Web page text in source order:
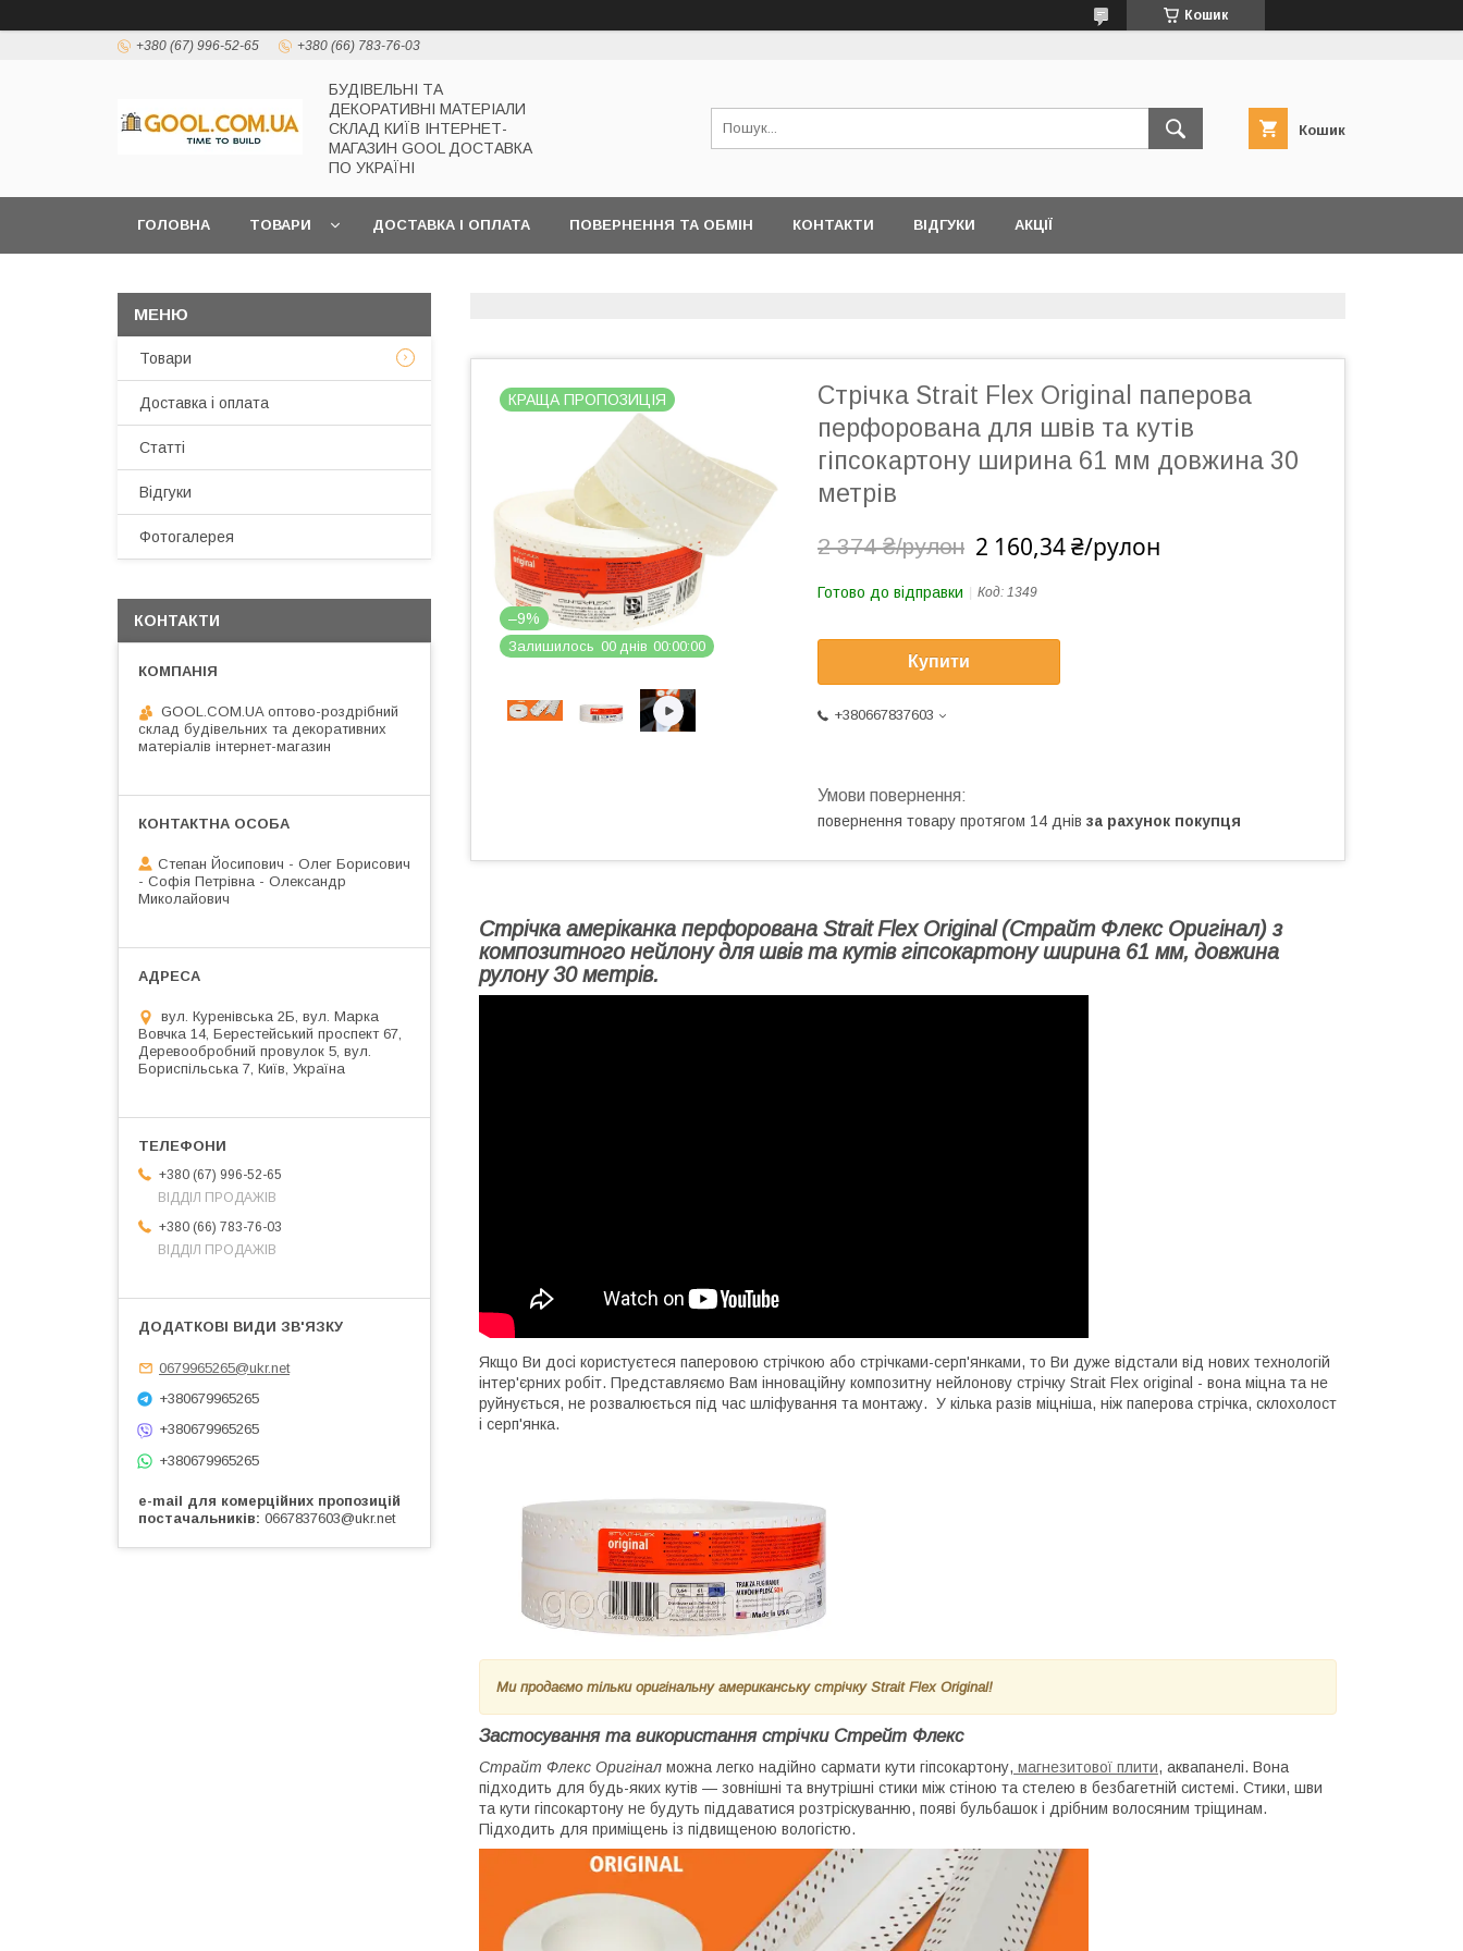
Кошик
+380 (67) 996-52-65 +380 (66) 783-76-03
БУДІВЕЛЬНІ ТА
ДЕКОРАТИВНІ МАТЕРІАЛИ
СКЛАД КИЇВ ІНТЕРНЕТ-
МАГАЗИН GOOL ДОСТАВКА
ПО УКРАЇНІ
Кошик
ГОЛОВНА ТОВАРИ ДОСТАВКА І ОПЛАТА ПОВЕРНЕННЯ ТА ОБМІН КОНТАКТИ ВІДГУКИ АКЦІЇ
КРАЩА ПРОПОЗИЦІЯ
–9%
Залишилось 00 днів 00 00 00
Стрічка Strait Flex Original паперова
перфорована для швів та кутів
гіпсокартону ширина 61 мм довжина 30
метрів
2 374 ₴/рулон 2 160,34 ₴/рулон
Готово до відправки Код: 1349
Купити
+380667837603
повернення товару протягом 14 днів за рахунок покупця
Стрічка амеріканка перфорована Strait Flex Original (Страйт Флекс Оригінал) з
композитного нейлону для швів та кутів гіпсокартону ширина 61 мм, довжина
рулону 30 метрів.
Якщо Ви досі користуєтеся паперовою стрічкою або стрічками-серп'янками, то Ви дуже відстали від нових технологій
інтер'єрних робіт. Представляємо Вам інноваційну композитну нейлонову стрічку Strait Flex original - вона міцна та не
руйнується, не розвалюється під час шліфування та монтажу. У кілька разів міцніша, ніж паперова стрічка, склохолост
і серп'янка.
Ми продаємо тільки оригінальну американську стрічку Strait Flex Original!
Застосування та використання стрічки Стрейт Флекс
Страйт Флекс Оригінал можна легко надійно сармати кути гіпсокартону, магнезитової плити, аквапанелі. Вона
підходить для будь-яких кутів — зовнішні та внутрішні стики між стіною та стелею в безбагетній системі. Стики, шви
та кути гіпсокартону не будуть піддаватися розтріскуванню, появі бульбашок і дрібним волосяним тріщинам.
Підходить для приміщень із підвищеною вологістю.
Товари
Доставка і оплата
Статті
Відгуки
Фотогалерея
КОНТАКТИ
GOOL.COM.UA оптово-роздрібний
склад будівельних та декоративних
матеріалів інтернет-магазин
Степан Йосипович - Олег Борисович
- Софія Петрівна - Олександр
Миколайович
вул. Куренівська 2Б, вул. Марка
Вовчка 14, Берестейський проспект 67,
Деревообробний провулок 5, вул.
Бориспільська 7, Київ, Україна
+380 (67) 996-52-65
ВІДДІЛ ПРОДАЖІВ
+380 (66) 783-76-03
ВІДДІЛ ПРОДАЖІВ
0679965265@ukr.net
+380679965265
+380679965265
+380679965265
e-mail для комерційних пропозицій
постачальників 0667837603@ukr.net